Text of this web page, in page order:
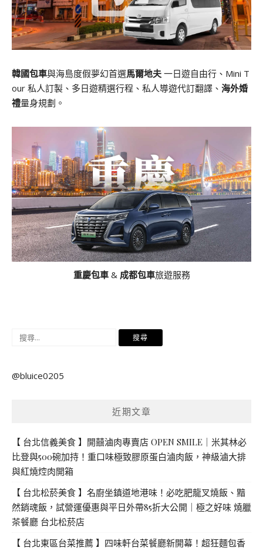
韓國包車與海島度假夢幻首選馬爾地夫 一日遊自由行、Mini T
our 私人訂製、多日遊精選行程、私人導遊代訂翻譯、 海外婚
禮量身規劃。
重慶包車& 成都包車旅遊服務
搜
鍵
@bluice0205
近期文章
【 台北信義美食 】開囍滷肉專賣店 OPEN SMILE｜米其林必
比登與500碗加持！重口味極致膠原蛋白滷肉飯，神級滷大排
與紅燒焢肉開箱
【 台北松菸美食 】名廚坐鎮道地港味！必吃肥龍叉燒飯、黯
然銷魂飯，試營運優惠與平日外帶85折大公開｜極之好味 燒臘
茶餐廳 台北松菸店
【 台北東區台菜推薦 】四味軒台菜餐廳新開幕！超狂麵包香